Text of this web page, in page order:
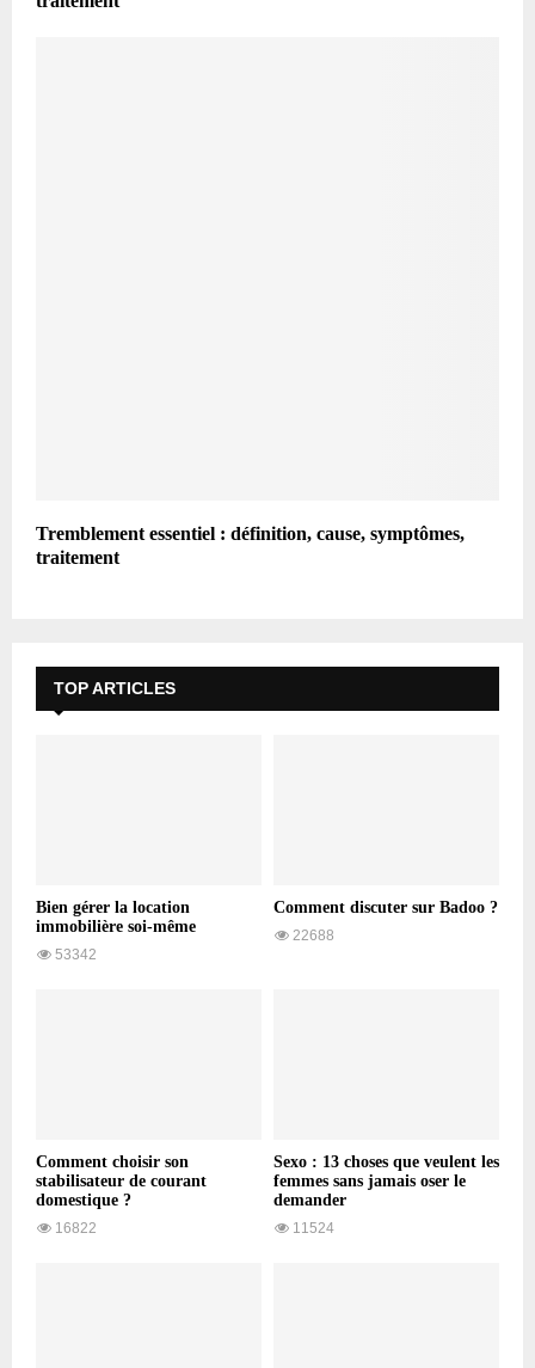
Tremblement essentiel : définition, cause, symptômes,
traitement
TOP ARTICLES
Bien gérer la location
immobilière soi-même
53342
Comment discuter sur Badoo ?
22688
Comment choisir son
stabilisateur de courant
domestique ?
16822
Sexo : 13 choses que veulent les
femmes sans jamais oser le
demander
11524